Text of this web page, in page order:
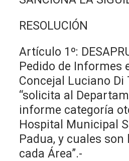
RESOLUCIÓN
Artículo 1º:
Pedido de Informes
Concejal Luciano Di
“solicita al
informe categoría
Hospital Municipal
Padua, y cuales son
cada Área”.-